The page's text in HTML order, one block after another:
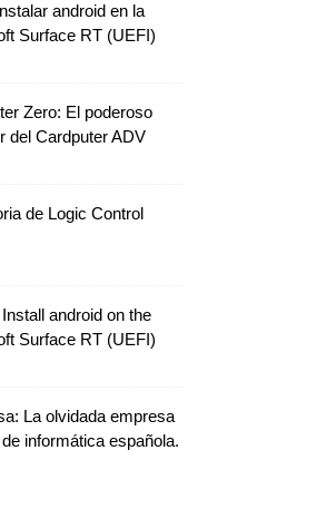
android en la
Surface RT (UEFI)
Zero: El poderoso
del Cardputer ADV
de Logic Control
android on the
Surface RT (UEFI)
La olvidada empresa
informática española.